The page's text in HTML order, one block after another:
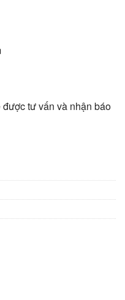
tư vấn và nhận báo